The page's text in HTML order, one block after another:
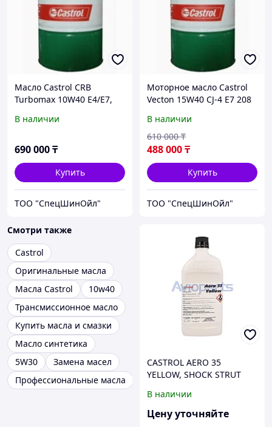
Масло Castrol CRB
Turbomax 10W40 E4/E7,
В наличии
690 000₸
Купить
ТОО "СпецШинОйл"
Моторное масло Castrol
Vecton 15W40 CJ-4 E7 208
В наличии
488 000₸
610 000 ₸
Купить
ТОО "СпецШинОйл"
Смотри также
Castrol
Оригинальные масла
Масла Castrol
10w40
Трансмиссионное масло
Купить масла и смазки
Масло синтетика
5W30
Замена масел
Профессиональные масла
CASTROL AERO 35
YELLOW, SHOCK STRUT
ЖИДКОСТЬ ДЛЯ
АМОРТИЗАТОРНЫХ
СТОЙОК)MIL-PRF-6083F &
В наличии
Цену уточняйте